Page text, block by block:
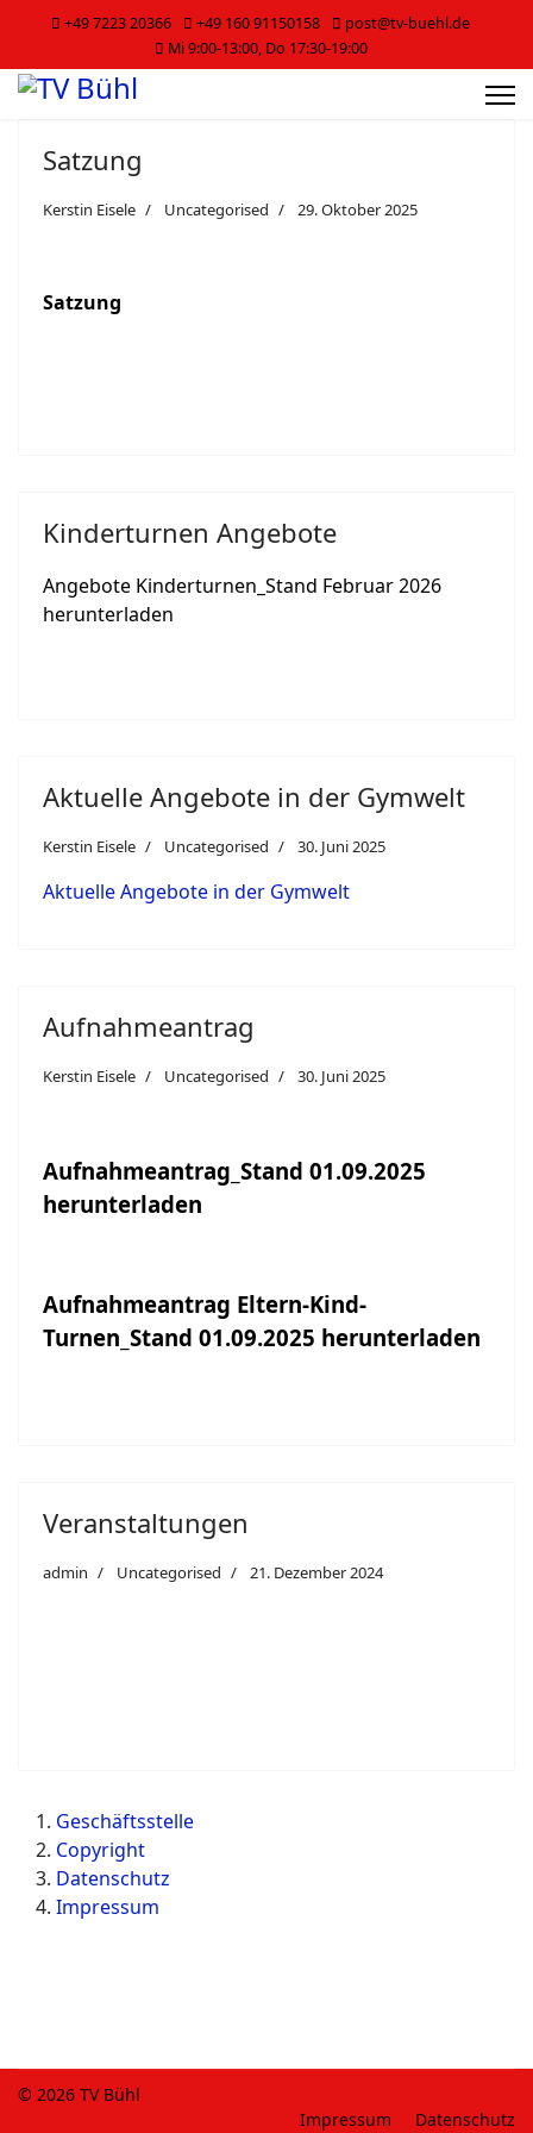
+49 7223 20366 +49 160 91150158
post@tv-buehl.de
Mi 9:00-13:00, Do 17:30-19:00
Satzung
Kerstin Eisele Uncategorised 29. Oktober 2025
Satzung
Kinderturnen Angebote
Angebote Kinderturnen_Stand Februar 2026
herunterladen
Aktuelle Angebote in der Gymwelt
Kerstin Eisele Uncategorised 30. Juni 2025
Aktuelle Angebote in der Gymwelt
Aufnahmeantrag
Kerstin Eisele Uncategorised 30. Juni 2025
Aufnahmeantrag_Stand 01.09.2025
herunterladen
Aufnahmeantrag Eltern-Kind-
Turnen_Stand 01.09.2025 herunterladen
Veranstaltungen
admin Uncategorised 21. Dezember 2024
Geschäftsstelle
Copyright
Datenschutz
Impressum
© 2026 TV Bühl
Impressum
Datenschutz